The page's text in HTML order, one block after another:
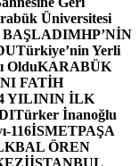
Üniversitesi
MHP’NİN
Türkiye’nin Yerli
OlduKARABÜK
FATİH
YILININ İLK
Türker İnanoğlu
116İSMETPAŞA
ÖREN
İSTANBUL